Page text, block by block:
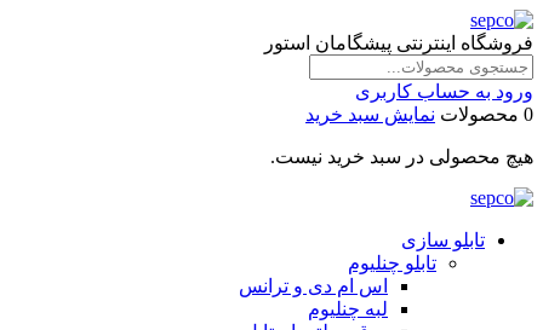
فروشگاه اینترنتی پیشگامان استور
ورود به حساب کاربری
0 محصولات
نمایش سبد خرید
هیچ محصولی در سبد خرید نیست.
تابلو سازی
تابلو چنلیوم
اس ام دی و ترانس
لبه چنلیوم